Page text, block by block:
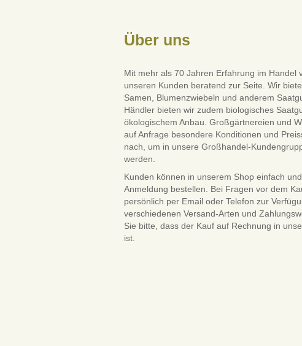
Über uns
Mit mehr als 70 Jahren Erfahrung im Handel
unseren Kunden beratend zur Seite. Wir
Samen, Blumenzwiebeln und anderem
Händler bieten wir zudem biologisches
ökologischem Anbau. Großgärtnereien und
auf Anfrage besondere Konditionen und
nach, um in unsere Großhandel-
werden.
Kunden können in unserem Shop einfach
Anmeldung bestellen. Bei Fragen vor dem
persönlich per Email oder Telefon zur
verschiedenen Versand-Arten und
Sie bitte, dass der Kauf auf Rechnung in
ist.